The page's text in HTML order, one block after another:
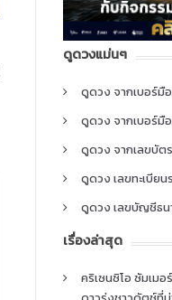
ดูดวงแม่นๆ
ดูดวง จากเบอร์มื
ดูดวง จากเบอร์มื
ดูดวง จากเลขบัต
ดูดวง เลขทะเบียน
ดูดวง เลขบัญชีธน
เรื่องล่าสุด
คริเซนซิโอ ซัมเม